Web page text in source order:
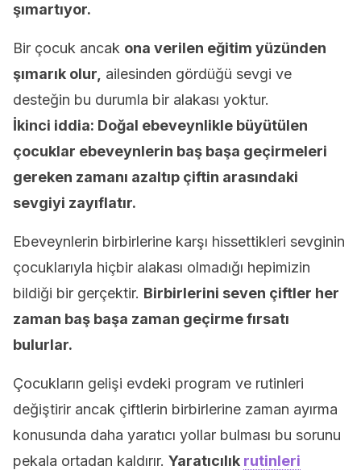
şımartıyor.
Bir çocuk ancak ona verilen eğitim yüzünden
şımarık olur, ailesinden gördüğü sevgi ve
desteğin bu durumla bir alakası yoktur.
İkinci iddia: Doğal ebeveynlikle büyütülen
çocuklar ebeveynlerin baş başa geçirmeleri
gereken zamanı azaltıp çiftin arasındaki
sevgiyi zayıflatır.
Ebeveynlerin birbirlerine karşı hissettikleri sevginin
çocuklarıyla hiçbir alakası olmadığı hepimizin
bildiği bir gerçektir. Birbirlerini seven çiftler her
zaman baş başa zaman geçirme fırsatı
bulurlar.
Çocukların gelişi evdeki program ve rutinleri
değiştirir ancak çiftlerin birbirlerine zaman ayırma
konusunda daha yaratıcı yollar bulması bu sorunu
pekala ortadan kaldırır. Yaratıcılık rutinleri